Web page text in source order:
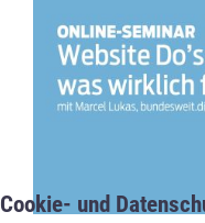
Cookie- und